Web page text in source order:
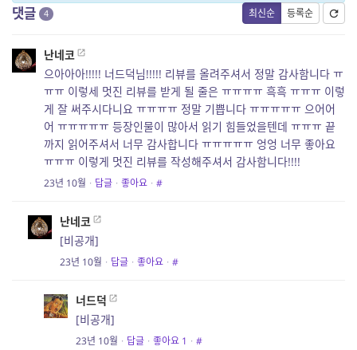
최신순 등록순
댓글 4
난네코
으아아아!!!!! 너드덕님!!!!! 리뷰를 올려주셔서 정말 감사함니다 ㅠ
ㅠㅠ 이렇세 멋진 리뷰를 받게 될 줄은 ㅠㅠㅠㅠ 흑흑 ㅠㅠㅠ 이렇
게 잘 써주시다니요 ㅠㅠㅠㅠ 정말 기쁩니다 ㅠㅠㅠㅠㅠ 으어어
어 ㅠㅠㅠㅠㅠ 등장인물이 많아서 읽기 힘들었을텐데 ㅠㅠㅠ 끝
까지 읽어주셔서 너무 감사합니다 ㅠㅠㅠㅠㅠ 엉엉 너무 좋아요
ㅠㅠㅠ 이렇게 멋진 리뷰를 작성해주셔서 감사함니다!!!!
23년 10월 · 답글 · 좋아요 · #
난네코
[비공개]
23년 10월 · 답글 · 좋아요 · #
너드덕
[비공개]
23년 10월 · 답글 · 좋아요 1 · #